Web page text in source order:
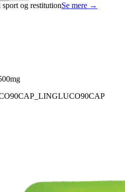
og restitutionSe mere →